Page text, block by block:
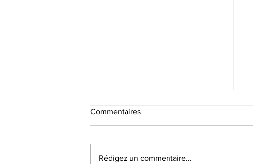
Commentaires
Rédigez un commentaire...